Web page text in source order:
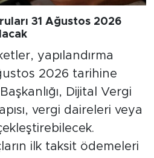
31 Ağustos 2026
yapılandırma
2026 tarihine
Dijital Vergi
vergi daireleri veya
ilk taksit ödemeleri